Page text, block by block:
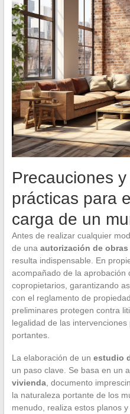
Precauciones
prácticas para
carga de un
Antes de realizar cualquier
de una autorización de obras
resulta indispensable. En
acompañado de la aprobación
copropietarios, garantizando
con el reglamento de
preliminares protegen contra
legalidad de las
portantes.
La elaboración de un estudio
un paso clave. Se basa en un
vivienda, documento
la naturaleza portante de los
menudo, realiza estos planos